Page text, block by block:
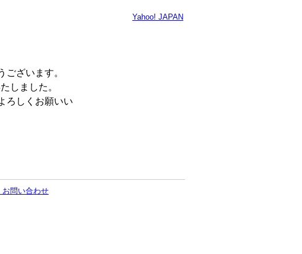
Yahoo! JAPAN
ざいます。
しました。
ろしくお願いい
お問い合わせ